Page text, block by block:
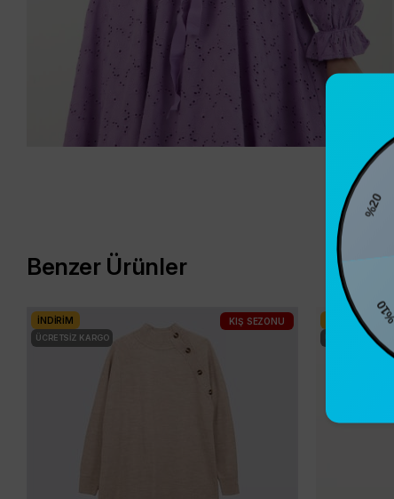
Benzer Ürünler
İNDIRIM
ÜCRETSIZ KARGO
KIŞ SEZONU İNDIRIM
ÜCRETSIZ KARGO
%10
%20